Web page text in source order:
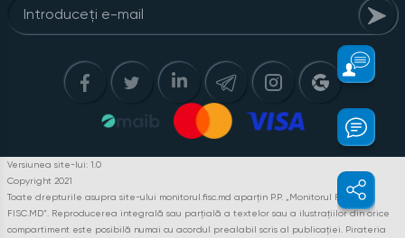
Versiunea site-lui: 1.0
Copyright 2021
Toate drepturile asupra site-ului monitorul.fisc.md aparțin P.P. „Monitorul Fiscal
FISC.MD”. Reproducerea integrală sau parțială a textelor sau a ilustrațiilor din orice
compartiment este posibilă numai cu acordul prealabil scris al publicației. Pirateria